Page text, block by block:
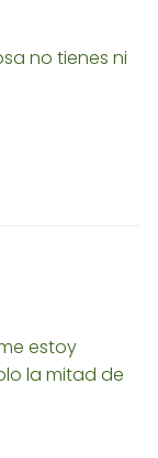
no tienes ni
estoy
la mitad de